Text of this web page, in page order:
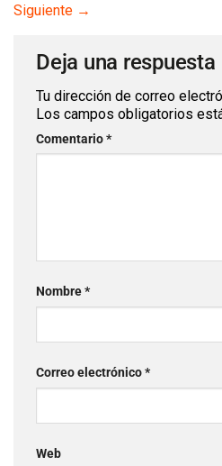
Siguiente →
Deja una respuesta
Tu dirección de correo
Los campos obligatorios
Comentario*
Nombre*
Correo electrónico*
Web